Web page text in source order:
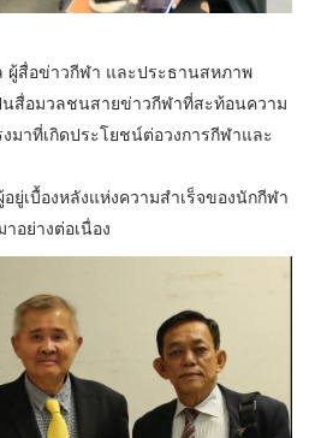
ผู้สื่อข่าวกีฬา และประธานสหภาพ
นสื่อมวลชนสายข่าวกีฬาที่สะท้อนความ
มาที่เกิดประโยชน์ต่อวงการกีฬาและ
ยู่เบื้องหลังแห่งความสำเร็จของนักกีฬา
อย่างต่อเนื่อง